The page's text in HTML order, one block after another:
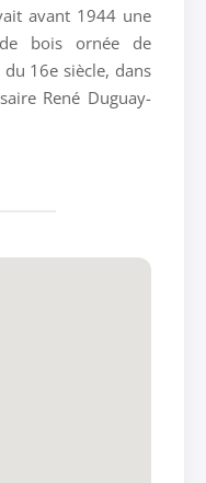
avant 1944 une
bois ornée de
16e siècle, dans
René Duguay-